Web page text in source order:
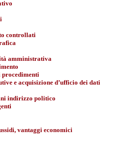
controllati
amministrativa
e acquisizione d’ufficio dei dati
indirizzo politico
vantaggi economici